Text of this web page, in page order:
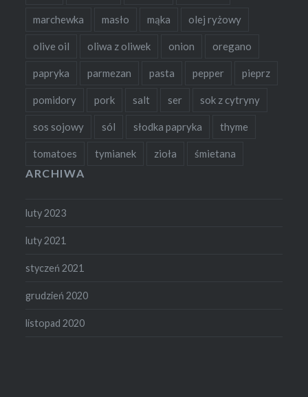
marchewka masło mąka olej ryżowy
olive oil oliwa z oliwek onion oregano
papryka parmezan pasta pepper pieprz
pomidory pork salt ser sok z cytryny
sos sojowy sól słodka papryka thyme
tomatoes tymianek zioła śmietana
ARCHIWA
luty 2023
luty 2021
styczeń 2021
grudzień 2020
listopad 2020